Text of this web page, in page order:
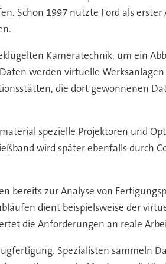
Schon 1997 nutzte Ford als
Kameratechnik, um ein
werden virtuelle
die dort gewonnenen
spezielle Projektoren und
wird später ebenfalls durch
bereits zur Analyse von
dient beispielsweise der
die Anforderungen an reale
Spezialisten sammeln